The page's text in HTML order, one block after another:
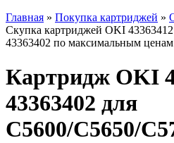
Главная » Покупка картриджей »
Скупка картриджей OKI
43363402 по максимальным
Картридж OKI
43363402 для
C5600/C5650/